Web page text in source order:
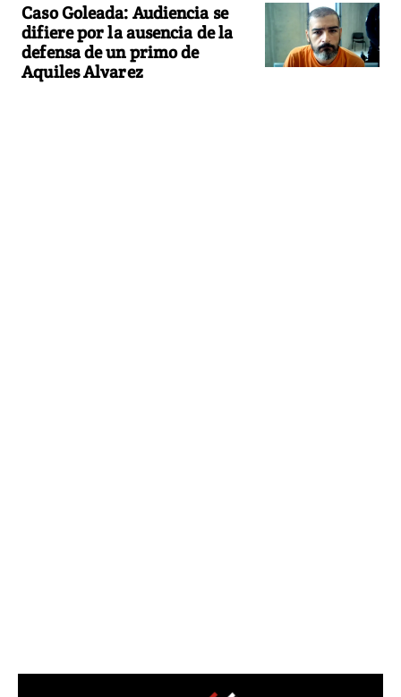
Caso Goleada: Audiencia se
difiere por la ausencia de la
defensa de un primo de
Aquiles Alvarez